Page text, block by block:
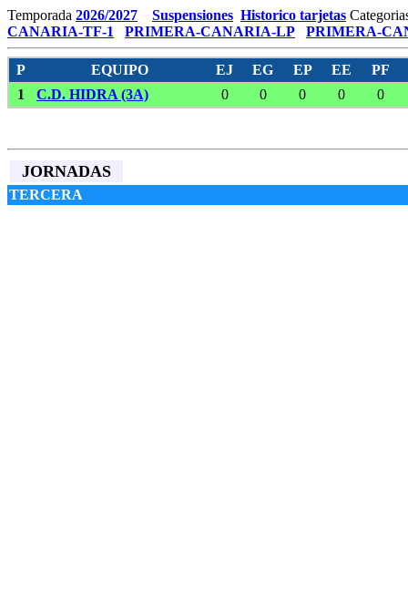
Temporada 2026/2027 Suspensiones Historico tarjetas
CANARIA-TF-1
PRIMERA-CANARIA-LP PRIMERA-
P EQUIPO EJ EG EP EE
PF
1
C.D. HIDRA (3A) 0 0 0 0 0
JORNADAS
TERCERA